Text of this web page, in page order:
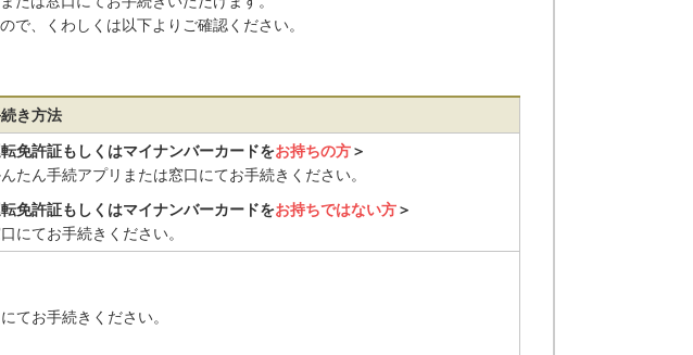
で、くわしくは以下よりご確認ください。
き方法
転免許証もしくはマイナンバーカードをお持ちの方＞
たん手続アプリまたは窓口にてお手続きください。
転免許証もしくはマイナンバーカードをお持ちではない方＞
にてお手続きください。
てお手続きください。